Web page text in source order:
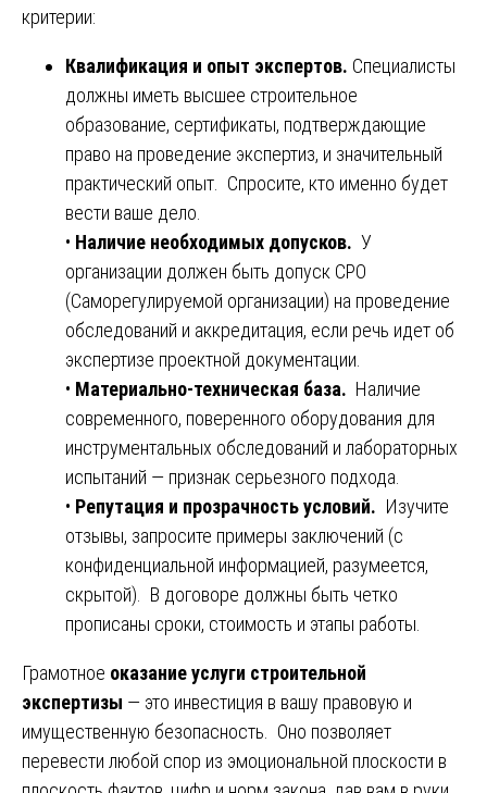
критерии:
Квалификация и опыт экспертов. Специалисты
должны иметь высшее строительное
образование, сертификаты, подтверждающие
право на проведение экспертиз, и значительный
практический опыт. Спросите, кто именно будет
вести ваше дело.
• Наличие необходимых допусков. У
организации должен быть допуск СРО
(Саморегулируемой организации) на проведение
обследований и аккредитация, если речь идет об
экспертизе проектной документации.
• Материально-техническая база. Наличие
современного, поверенного оборудования для
инструментальных обследований и лабораторных
испытаний — признак серьезного подхода.
• Репутация и прозрачность условий. Изучите
отзывы, запросите примеры заключений (с
конфиденциальной информацией, разумеется,
скрытой). В договоре должны быть четко
прописаны сроки, стоимость и этапы работы.
Грамотное оказание услуги строительной
экспертизы — это инвестиция в вашу правовую и
имущественную безопасность. Оно позволяет
перевести любой спор из эмоциональной плоскости в